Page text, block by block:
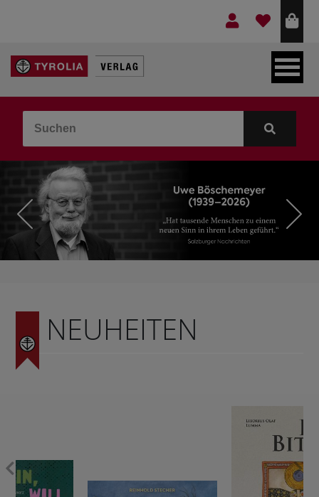
LEBEN & GLAUBE
KOCHEN & GESUNDHEIT
KINDER- & JUGENDBUCH
IDEEN & BEGLEITMATERIAL
NEUHEITEN